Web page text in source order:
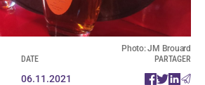
Photo: JM Brouard
DATE
06.11.2021
PARTAGER